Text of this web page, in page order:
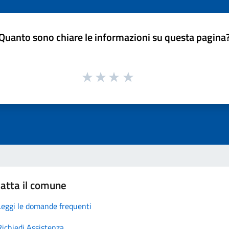
sono chiare le informazioni su questa
il comune
le domande frequenti